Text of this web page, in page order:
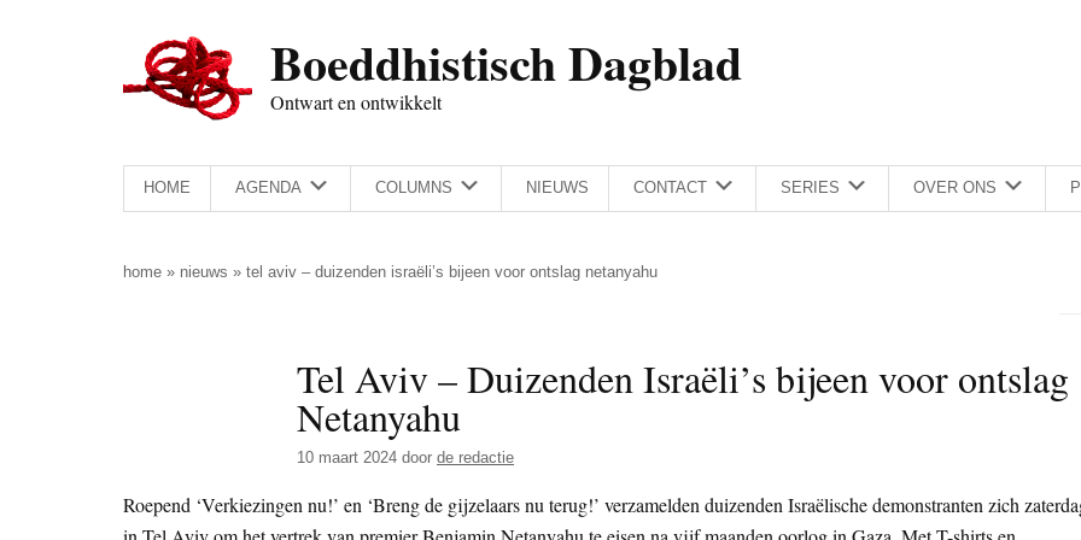
Boeddhistisch Dagblad
Ontwart en ontwikkelt
HOME AGENDA COLUMNS NIEUWS CONTACT SERIES OVER ONS
home » nieuws » tel aviv – duizenden israëli’s bijeen voor ontslag netanyahu
Tel Aviv – Duizenden Israëli’s bijeen voor ontslag
Netanyahu
10 maart 2024 door de redactie
Roepend ‘Verkiezingen nu!’ en ‘Breng de gijzelaars nu terug!’ verzamelden duizenden Israëlische demonstranten zich